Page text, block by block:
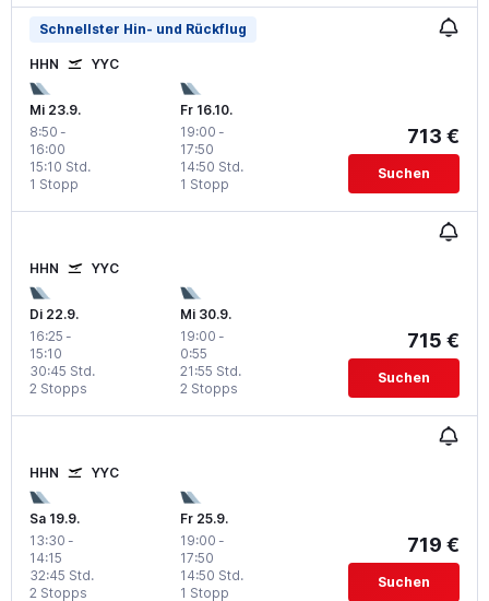
Schnellster Hin- und Rückflug
HHN YYC
Mi 23.9.
8:50 -
16:00
1 Stopp
15:10 Std.
Fr 16.10.
19:00 -
17:50
1 Stopp
14:50 Std.
713 €
Suchen
HHN YYC
Di 22.9.
16:25 -
15:10
2 Stopps
30:45 Std.
Mi 30.9.
19:00 -
0:55
2 Stopps
21:55 Std.
715 €
Suchen
HHN YYC
Sa 19.9.
13:30 -
14:15
2 Stopps
32:45 Std.
Fr 25.9.
19:00 -
17:50
1 Stopp
14:50 Std.
719 €
Suchen